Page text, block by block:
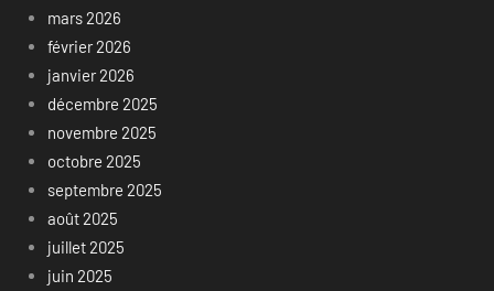
mars 2026
février 2026
janvier 2026
décembre 2025
novembre 2025
octobre 2025
septembre 2025
août 2025
juillet 2025
juin 2025